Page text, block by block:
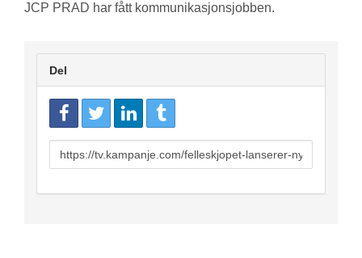
JCP PRAD har fått kommunikasjonsjobben.
Del
URL
to